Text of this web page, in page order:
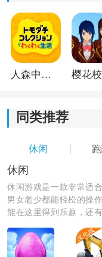
取金币。
2.3D卡通像素风，
3.创新的操作，精巧
和刺激。
人森中文版
同类推荐
休闲
休闲
休闲游戏是一款非常适
男女老少都能轻松的操
能在这里得到乐趣，还
必备的一款app哦。